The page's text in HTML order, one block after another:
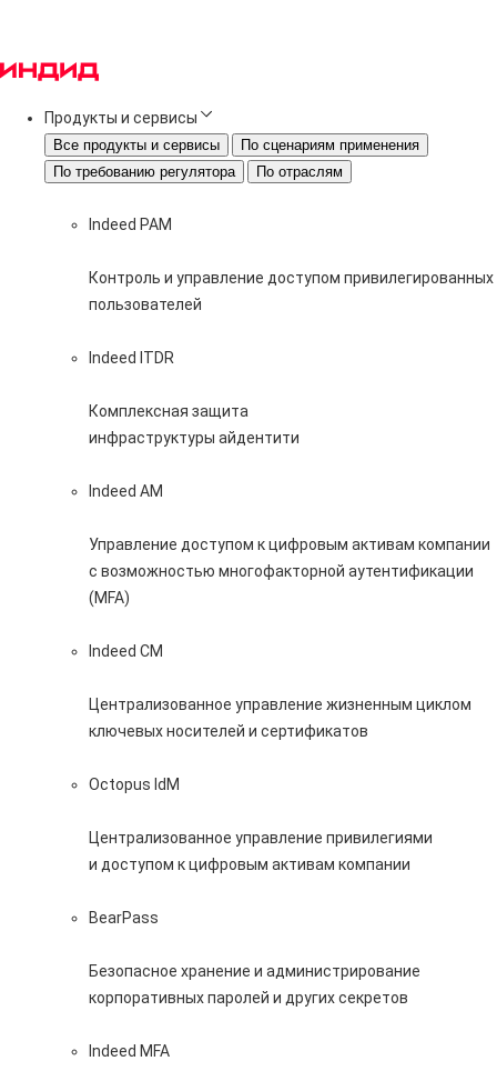
Продукты и сервисы
Все продукты и сервисы
По сценариям применения
По требованию регулятора
По отраслям
Indeed PAM
Контроль и управление доступом привилегированных
пользователей
Indeed ITDR
Комплексная защита
инфраструктуры айдентити
Indeed AM
Управление доступом к цифровым активам компании
с возможностью многофакторной аутентификации
(MFA)
Indeed CM
Централизованное управление жизненным циклом
ключевых носителей и сертификатов
Octopus IdM
Централизованное управление привилегиями
и доступом к цифровым активам компании
BearPass
Безопасное хранение и администрирование
корпоративных паролей и других секретов
Indeed MFA